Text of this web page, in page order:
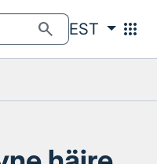
search EST apps